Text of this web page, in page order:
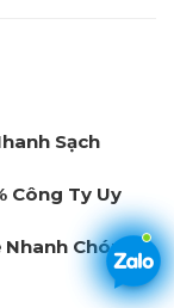
Sạch
Công Ty Uy
Chóng